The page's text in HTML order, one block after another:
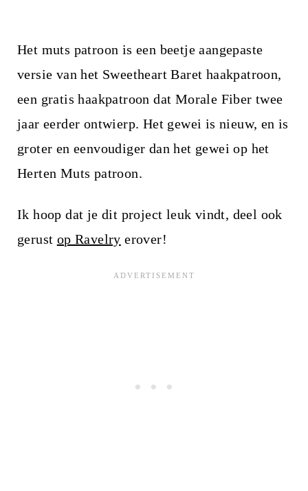
Het muts patroon is een beetje aangepaste
versie van het Sweetheart Baret haakpatroon,
een gratis haakpatroon dat Morale Fiber twee
jaar eerder ontwierp. Het gewei is nieuw, en is
groter en eenvoudiger dan het gewei op het
Herten Muts patroon.
Ik hoop dat je dit project leuk vindt, deel ook
gerust op Ravelry erover!